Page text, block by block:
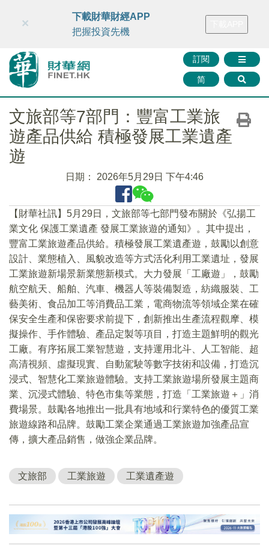
財華智庫網 FINTV FINMETA 財華證券 媒體矩陣
訂閱
简
×
下載財華財經APP
把握投資先機
文旅部等7部門：豐富工業旅
遊產品供給 積極發展工業遺產
遊
日期： 2026年5月29日 下午4:46
【財華社訊】5月29日，文旅部等七部門發布關於《弘揚工
業文化 保護工業遺產 發展工業旅遊的通知》。其中提出，
豐富工業旅遊產品供給。積極發展工業遺產遊，鼓勵以創意
設計、業態植入、風貌改造等方式活化利用工業遺址，發展
工業旅遊新場景新業態新模式。大力發展「工廠遊」，鼓勵
航空航天、船舶、汽車、機器人等裝備製造，紡織服裝、工
藝美術、食品加工等消費品工業，電商物流等領域企業在確
保安全生產和保密要求前提下，創新推出生產流程觀摩、模
擬操作、手作體驗、產品定製等項目，打造主題鮮明的觀光
工廠。有序拓展工業智慧遊，支持運用北斗、人工智能、超
高清視頻、虛擬現實、自動駕駛等數字技術和設備，打造沉
浸式、智慧化工業旅遊體驗。支持工業旅遊場所發展主題商
業、沉浸式體驗、特色市集等業態，打造「工業旅遊＋」消
費場景。鼓勵各地推出一批具有地域和行業特色的優質工業
旅遊線路和品牌。鼓勵工業企業通過工業旅遊加強產品宣
傳，擴大產品銷售，做強企業品牌。
文旅部 工業旅遊 工業遺產遊